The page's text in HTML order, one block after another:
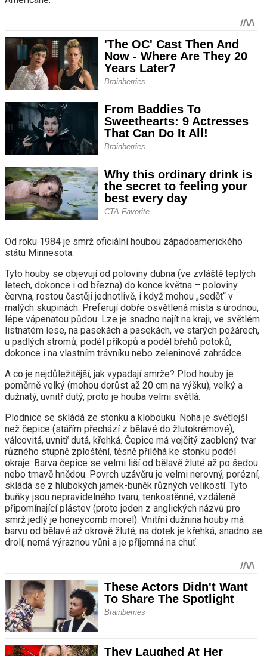
Od roku 1984 je smrž oficiální houbou západoamerického
státu Minnesota.
Tyto houby se objevují od poloviny dubna (ve zvláště teplých
letech, dokonce i od března) do konce května – poloviny
června, rostou častěji jednotlivě, i když mohou „sedět“ v
malých skupinách. Preferují dobře osvětlená místa s úrodnou,
lépe vápenatou půdou. Lze je snadno najít na kraji, ve světlém
listnatém lese, na pasekách a pasekách, ve starých požárech,
u padlých stromů, podél příkopů a podél břehů potoků,
dokonce i na vlastním trávníku nebo zeleninové zahrádce.
A co je nejdůležitější, jak vypadají smrže? Plod houby je
poměrně velký (mohou dorůst až 20 cm na výšku), velký a
dužnatý, uvnitř dutý, proto je houba velmi světlá.
Plodnice se skládá ze stonku a klobouku. Noha je světlejší
než čepice (stářím přechází z bělavé do žlutokrémové),
válcovitá, uvnitř dutá, křehká. Čepice má vejčitý zaoblený tvar
různého stupně zploštění, těsně přiléhá ke stonku podél
okraje. Barva čepice se velmi liší od bělavě žluté až po šedou
nebo tmavě hnědou. Povrch uzávěru je velmi nerovný, porézní,
skládá se z hlubokých jamek-buněk různých velikostí. Tyto
buňky jsou nepravidelného tvaru, tenkostěnné, vzdáleně
připomínající plástev (proto jeden z anglických názvů pro
smrž jedlý je honeycomb morel). Vnitřní dužnina houby má
barvu od bělavé až okrově žluté, na dotek je křehká, snadno se
drolí, nemá výraznou vůni a je příjemná na chuť.